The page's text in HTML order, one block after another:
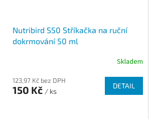
Nutribird S50 Stříkačka na ruční
dokrmování 50 ml
Skladem
123,97 Kč bez DPH
150 Kč / ks
DETAIL